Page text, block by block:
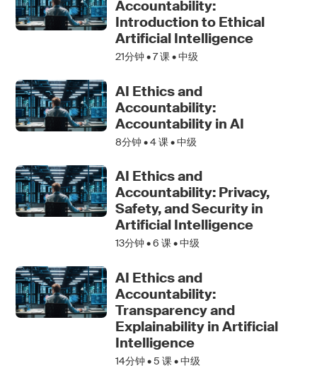
Accountability:
Introduction to Ethical
Artificial Intelligence
21分钟 •7课 • 中级
AI Ethics and
Accountability:
Accountability in AI
8分钟 •4课 • 中级
AI Ethics and
Accountability: Privacy,
Safety, and Security in
Artificial Intelligence
13分钟 •6 课 • 中级
AI Ethics and
Accountability:
Transparency and
Explainability in Artificial
Intelligence
14分钟 •5 课 • 中级